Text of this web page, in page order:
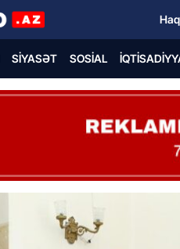
SIYASƏT SOSIAL